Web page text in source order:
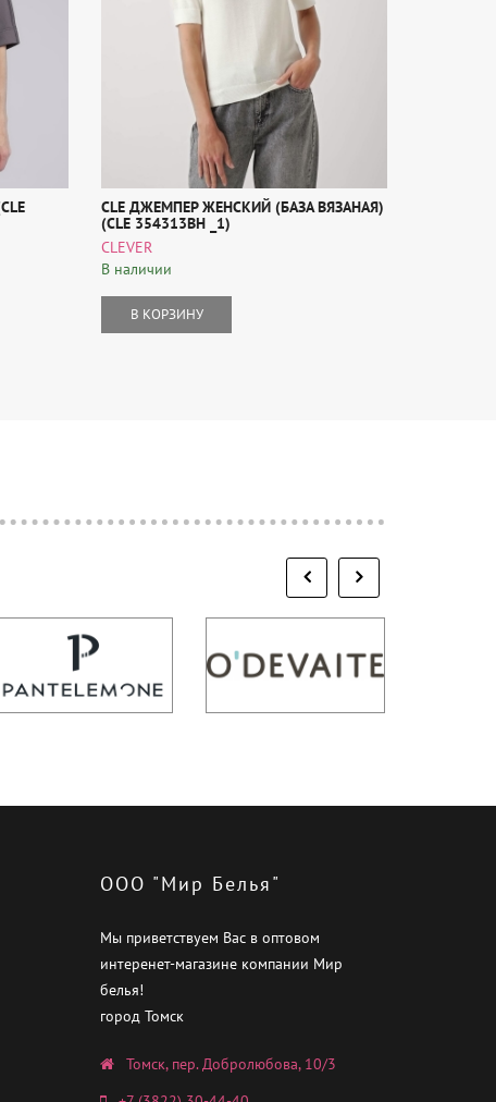
CLE ДЖЕМПЕР ЖЕНСКИЙ (БАЗА ВЯЗАНАЯ)
(CLE 354313ВН _1)
CLEVER
В наличии
В КОРЗИНУ
ООО "Мир Белья"
Мы приветствуем Вас в оптовом
интеренет-магазине компании Мир
белья!
город Томск
Томск, пер. Добролюбова, 10/3